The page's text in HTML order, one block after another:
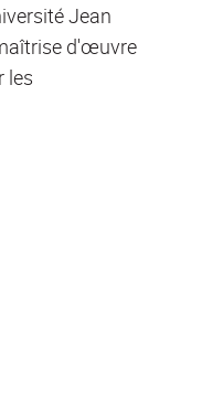
Jean
d'œuvre
les